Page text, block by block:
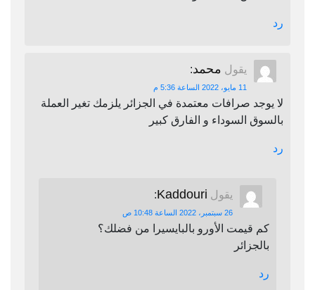
رد
يقول محمد:
11 مايو، 2022 الساعة 5:36 م
لا يوجد صرافات معتمدة في الجزائر يلزمك تغير العملة
بالسوق السوداء و الفارق كبير
رد
يقول Kaddouri
:
26 سبتمبر، 2022 الساعة 10:48 ص
كم قيمت الأورو بالبايسيرا من فضلك؟
بالجزائر
رد